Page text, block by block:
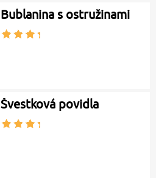
Bublanina s ostružinami
Švestková povidla